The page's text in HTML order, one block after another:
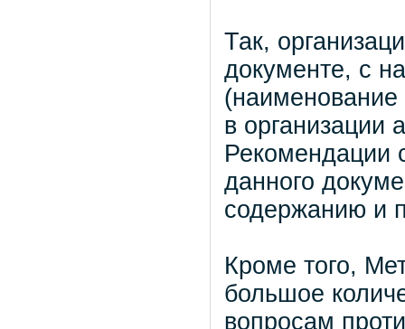
Так,
документе, с
(наименование
в организации
Рекомендации
данного
содержанию и
Кроме того,
большое
вопросам